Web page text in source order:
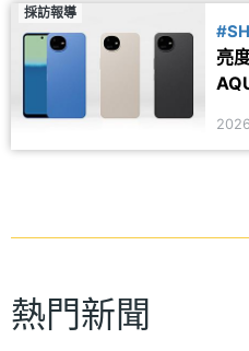
採訪報導
亮
熱門新聞